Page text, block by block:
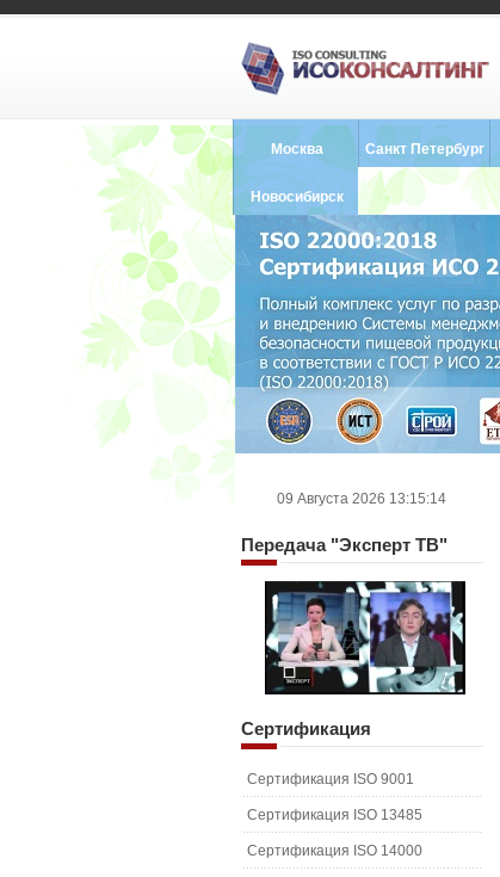
Москва Санкт Петербург
8 (812) 748-2493
Новосибирск
8 (383) 227-8449
09 Августа 2026 13:15:14
Передача"Эксперт ТВ"
Сертификация
Сертификация ISO 9001
Сертификация ISO 13485
Сертификация ISO 14000